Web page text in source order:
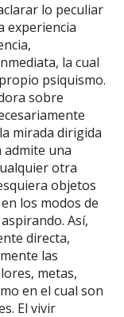
lo peculiar
experiencia
la cual
psiquismo.
sobre
mirada dirigida
admite una
otra
objetos
los modos de
Así,
directa,
las
metas,
en el cual son
El vivir